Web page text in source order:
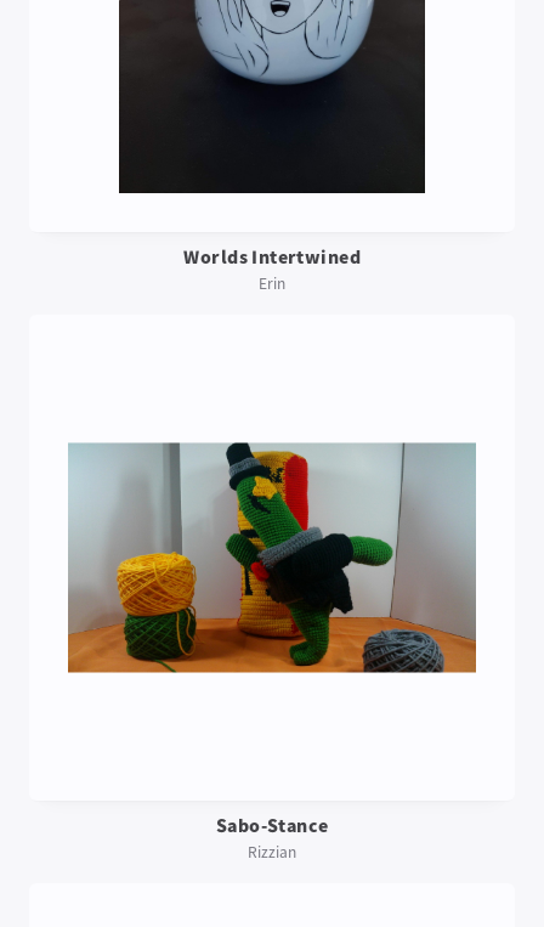
Worlds Intertwined
Erin
Sabo-Stance
Rizzian